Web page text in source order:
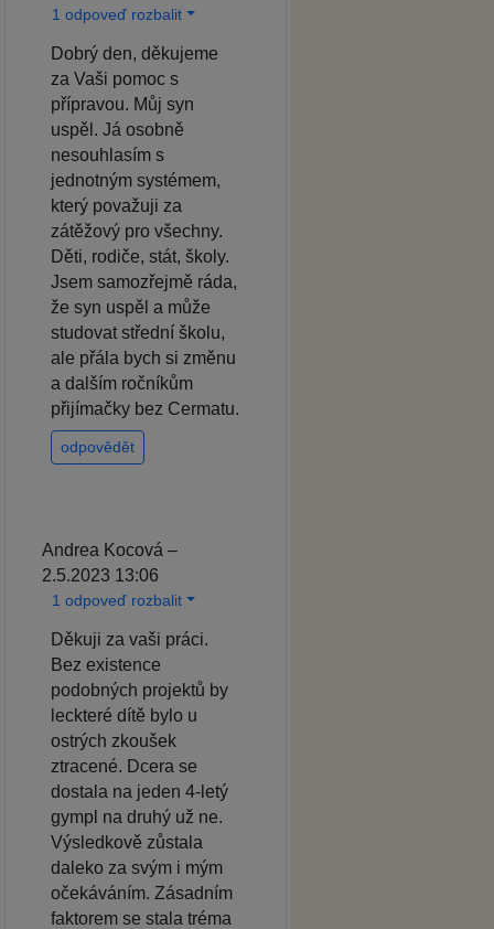
1 odpoveď rozbalit
Dobrý den, děkujeme
za Vaši pomoc s
přípravou. Můj syn
uspěl. Já osobně
nesouhlasím s
jednotným systémem,
který považuji za
zátěžový pro všechny.
Děti, rodiče, stát, školy.
Jsem samozřejmě ráda,
že syn uspěl a může
studovat střední školu,
ale přála bych si změnu
a dalším ročníkům
přijímačky bez Cermatu.
odpovědět
Andrea Kocová –
2.5.2023 13:06
1 odpoveď rozbalit
Děkuji za vaši práci.
Bez existence
podobných projektů by
leckteré dítě bylo u
ostrých zkoušek
ztracené. Dcera se
dostala na jeden 4-letý
gympl na druhý už ne.
Výsledkově zůstala
daleko za svým i mým
očekáváním. Zásadním
faktorem se stala tréma